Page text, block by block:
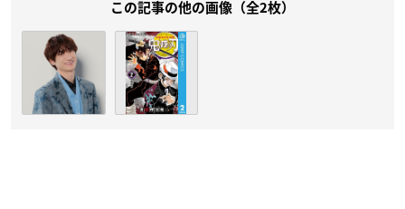
この記事の他の画像（全2枚）